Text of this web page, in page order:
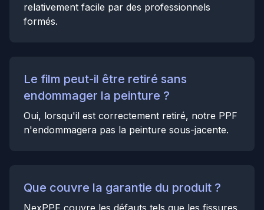
relativement facile par des professionnels
formés.
Le film peut-il être retiré sans
endommager la peinture ?
Oui, lorsqu'il est correctement retiré, notre PPF
n'endommagera pas la peinture sous-jacente.
Que couvre la garantie du produit ?
NexPPF couvre les défauts tels que les fissures,